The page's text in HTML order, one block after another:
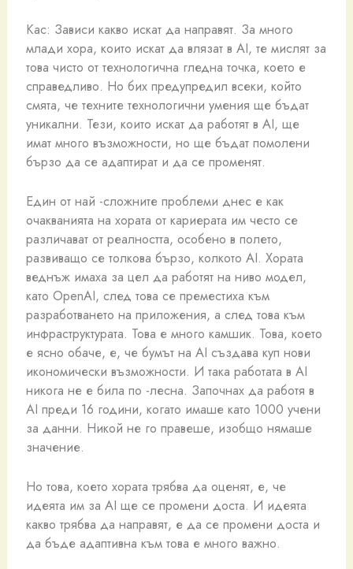
Кас: Зависи какво искат да направят. За много
млади хора, които искат да влязат в AI, те мислят за
това чисто от технологична гледна точка, което е
справедливо. Но бих предупредил всеки, който
смята, че техните технологични умения ще бъдат
уникални. Тези, които искат да работят в AI, ще
имат много възможности, но ще бъдат помолени
бързо да се адаптират и да се променят.
Един от най -сложните проблеми днес е как
очакванията на хората от кариерата им често се
различават от реалността, особено в полето,
развиващо се толкова бързо, колкото AI. Хората
веднъж имаха за цел да работят на ниво модел,
като OpenAI, след това се преместиха към
разработването на приложения, а след това към
инфраструктурата. Това е много камшик. Това, което
е ясно обаче, е, че бумът на AI създава куп нови
икономически възможности. И така работата в AI
никога не е била по -лесна. Започнах да работя в
AI преди 16 години, когато имаше като 1000 учени
за данни. Никой не го правеше, изобщо нямаше
значение.
Но това, което хората трябва да оценят, е, че
идеята им за AI ще се промени доста. И идеята
какво трябва да направят, е да се промени доста и
да бъде адаптивна към това е много важно.